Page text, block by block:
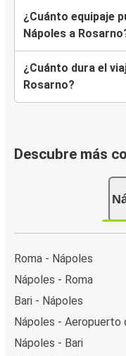
¿Cuánto equipaje
Nápoles a
¿Cuánto dura el
Rosarno?
Descubre más
Roma - Nápoles
Nápoles - Roma
Bari - Nápoles
Nápoles - Aeropuerto
Nápoles - Bari